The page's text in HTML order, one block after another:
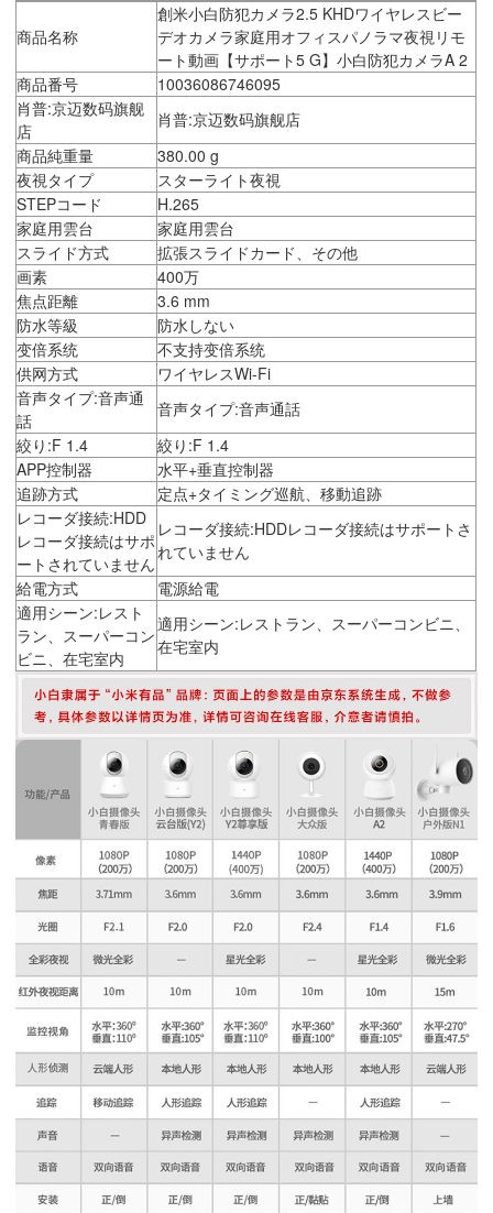
商品名称
創米小白防犯カメラ2.5 KHDワイヤレスビー
デオカメラ家庭用オフィスパノラマ夜視リモ
ート動画【サポート5 G】小白防犯カメラA 2
商品番号
10036086746095
肖普:京迈数码旗舰
店
肖普:京迈数码旗舰店
商品純重量
380.00 g
夜視タイプ
スターライト夜視
STEPコード
H.265
家庭用雲台
家庭用雲台
スライド方式
拡張スライドカード、その他
画素
400万
焦点距離
3.6 mm
防水等級
防水しない
变倍系统
不支持变倍系统
供网方式
ワイヤレスWi-Fi
音声タイプ:音声通
話
音声タイプ:音声通話
絞り:F 1.4
絞り:F 1.4
APP控制器
水平+垂直控制器
追跡方式
定点+タイミング巡航、移動追跡
レコーダ接続:HDD
レコーダ接続はサポ
ートされていません
レコーダ接続:HDDレコーダ接続はサポートさ
れていません
給電方式
電源給電
適用シーン:レスト
ラン、スーパーコン
ビニ、在宅室内
適用シーン:レストラン、スーパーコンビニ、
在宅室内